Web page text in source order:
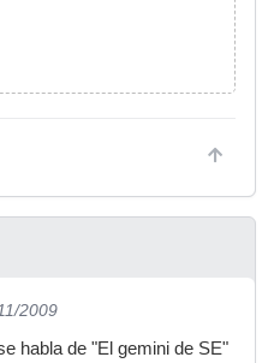
2009
habla de "El gemini de SE"